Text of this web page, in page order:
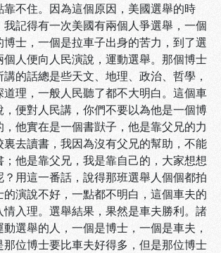
不住。因為這個原因，美國選舉的時
記得有一次美國有兩個人爭選舉，一個
士，一個是拉車子出身的苦力，到了選
人便向人民演說，運動選舉。那個博士
的話總是些天文、地理、政治、哲學，
理，一般人民聽了都不大明白。這個車
，便對人民講，你們不要以為他是一個博
他實在是一個書獃子，他是靠父兄的力
去讀書，我因為沒有父兄的幫助，不能
他是靠父兄，我是靠自己的，大家想想
用這一番話，說得那班選舉人個個都拍
演說不好，一點都不明白，這個車夫的
入理。選舉結果，果然是車夫勝利。諸
選舉的人，一個是博士，一個是車夫，
位博士要比車夫好得多，但是那位博士